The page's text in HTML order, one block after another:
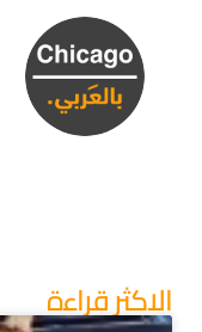
الاكثر قراءة